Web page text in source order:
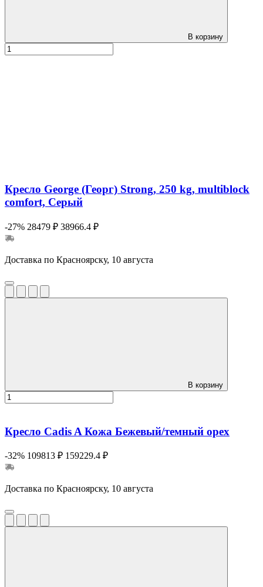
В корзину
Кресло George (Георг) Strong, 250 kg, multiblock
comfort, Серый
-27% 28479 ₽ 38966.4 ₽
Доставка по Красноярску, 10 августа
В корзину
Кресло Cadis A Кожа Бежевый/темный орех
-32% 109813 ₽ 159229.4 ₽
Доставка по Красноярску, 10 августа